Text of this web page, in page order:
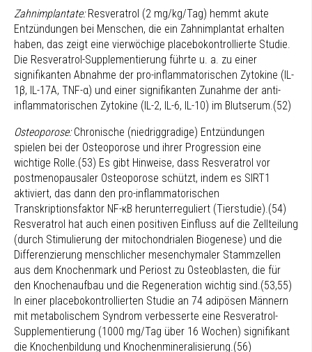
Zahnimplantate:Resveratrol (2 mg/kg/Tag) hemmt akute
Entzündungen bei Menschen, die ein Zahnimplantat erhalten
haben, das zeigt eine vierwöchige placebokontrollierte Studie.
Die Resveratrol-Supplementierung führte u. a. zu einer
signifikanten Abnahme der pro-inflammatorischen Zytokine (IL-
1β, IL-17A, TNF-α) und einer signifikanten Zunahme der anti-
inflammatorischen Zytokine (IL-2, IL-6, IL-10) im Blutserum.(52)
Osteoporose:Chronische (niedriggradige) Entzündungen
spielen bei der Osteoporose und ihrer Progression eine
wichtige Rolle.(53) Es gibt Hinweise, dass Resveratrol vor
postmenopausaler Osteoporose schützt, indem es SIRT1
aktiviert, das dann den pro-inflammatorischen
Transkriptionsfaktor NF-κB herunterreguliert (Tierstudie).(54)
Resveratrol hat auch einen positiven Einfluss auf die Zellteilung
(durch Stimulierung der mitochondrialen Biogenese) und die
Differenzierung menschlicher mesenchymaler Stammzellen
aus dem Knochenmark und Periost zu Osteoblasten, die für
den Knochenaufbau und die Regeneration wichtig sind.(53,55)
In einer placebokontrollierten Studie an 74 adipösen Männern
mit metabolischem Syndrom verbesserte eine Resveratrol-
Supplementierung (1000 mg/Tag über 16 Wochen) signifikant
die Knochenbildung und Knochenmineralisierung.(56)